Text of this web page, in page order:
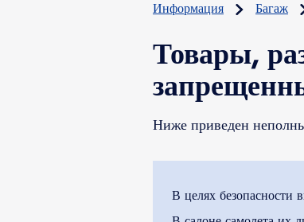
Информация Багаж
Товары,
Ниже приведен
В целях безопасности